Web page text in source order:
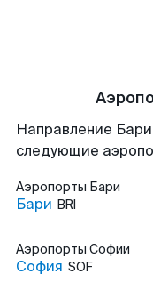
Направление
следующие
Аэропорты Бари
Бари BRI
Аэропорты Софии
София SOF